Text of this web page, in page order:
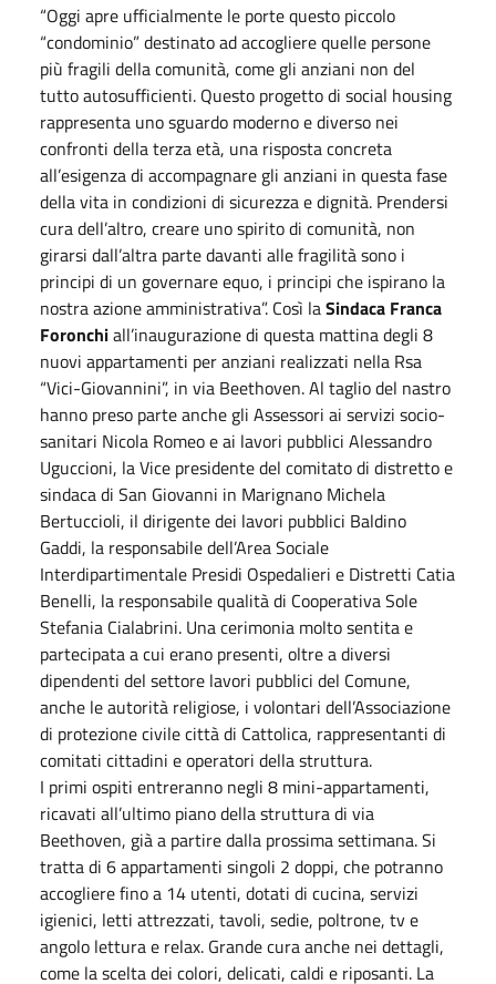
“Oggi apre ufficialmente le porte questo piccolo
“condominio” destinato ad accogliere quelle persone
più fragili della comunità, come gli anziani non del
tutto autosufficienti. Questo progetto di social housing
rappresenta uno sguardo moderno e diverso nei
confronti della terza età, una risposta concreta
all’esigenza di accompagnare gli anziani in questa fase
della vita in condizioni di sicurezza e dignità. Prendersi
cura dell’altro, creare uno spirito di comunità, non
girarsi dall’altra parte davanti alle fragilità sono i
principi di un governare equo, i principi che ispirano la
nostra azione amministrativa”. Così laSindaca Franca
Foronchiall’inaugurazione di questa mattina degli 8
nuovi appartamenti per anziani realizzati nella Rsa
“Vici-Giovannini”, in via Beethoven. Al taglio del nastro
hanno preso parte anche gli Assessori ai servizi socio-
sanitari Nicola Romeo e ai lavori pubblici Alessandro
Uguccioni, la Vice presidente del comitato di distretto e
sindaca di San Giovanni in Marignano Michela
Bertuccioli, il dirigente dei lavori pubblici Baldino
Gaddi, la responsabile dell’Area Sociale
Interdipartimentale Presidi Ospedalieri e Distretti Catia
Benelli, la responsabile qualità di Cooperativa Sole
Stefania Cialabrini. Una cerimonia molto sentita e
partecipata a cui erano presenti, oltre a diversi
dipendenti del settore lavori pubblici del Comune,
anche le autorità religiose, i volontari dell’Associazione
di protezione civile città di Cattolica, rappresentanti di
comitati cittadini e operatori della struttura.
I primi ospiti entreranno negli 8 mini-appartamenti,
ricavati all’ultimo piano della struttura di via
Beethoven, già a partire dalla prossima settimana. Si
tratta di 6 appartamenti singoli 2 doppi, che potranno
accogliere fino a 14 utenti, dotati di cucina, servizi
igienici, letti attrezzati, tavoli, sedie, poltrone, tv e
angolo lettura e relax. Grande cura anche nei dettagli,
come la scelta dei colori, delicati, caldi e riposanti. La